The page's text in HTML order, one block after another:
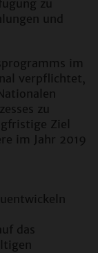
zu
und
im
verpflichtet,
zu
Ziel
im Jahr 2019
das